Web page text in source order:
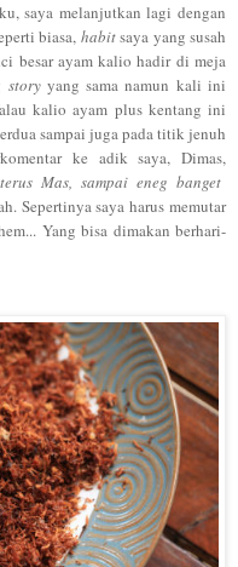
saya melanjutkan lagi dengan
biasa, habitsaya yang susah
besar ayam kalio hadir di meja
storyyang sama namun kali ini
kalio ayam plus kentang ini
sampai juga pada titik jenuh
ke adik saya, Dimas,
Mas, sampai eneg banget
Sepertinya saya harus memutar
Yang bisa dimakan berhari-